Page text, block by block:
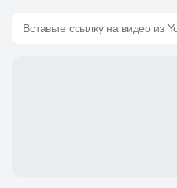
Вставьте ссылку на видео из